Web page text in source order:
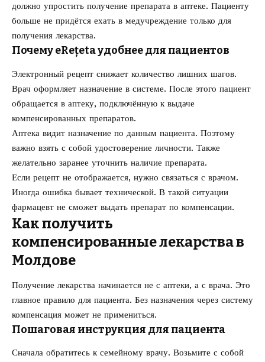
должно упростить получение препарата в аптеке. Пациенту
больше не придётся ехать в медучреждение только для
получения лекарства.
Почему eRețeta удобнее для пациентов
Электронный рецепт снижает количество лишних шагов.
Врач оформляет назначение в системе. После этого пациент
обращается в аптеку, подключённую к выдаче
компенсированных препаратов.
Аптека видит назначение по данным пациента. Поэтому
важно взять с собой удостоверение личности. Также
желательно заранее уточнить наличие препарата.
Если рецепт не отображается, нужно связаться с врачом.
Иногда ошибка бывает технической. В такой ситуации
фармацевт не сможет выдать препарат по компенсации.
Как получить
компенсированные лекарства в
Молдове
Получение лекарства начинается не с аптеки, а с врача. Это
главное правило для пациента. Без назначения через систему
компенсация может не примениться.
Пошаговая инструкция для пациента
Сначала обратитесь к семейному врачу. Возьмите с собой